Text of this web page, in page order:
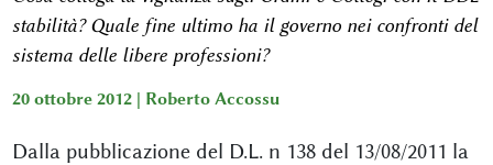
stabilità? Quale fine ultimo ha il governo nei confronti del
sistema delle libere professioni?
20 ottobre 2012 | Roberto Accossu
Dalla pubblicazione del D.L. n 138 del 13/08/2011 la